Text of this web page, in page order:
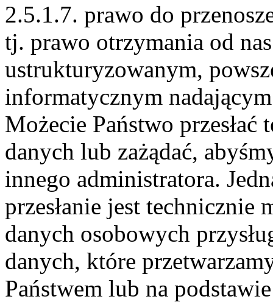
2.5.1.7. prawo do
tj. prawo otrzymania od
ustrukturyzowanym,
informatycznym
Możecie Państwo
danych lub zażądać,
innego administratora.
przesłanie jest technicznie
danych osobowych
danych, które
Państwem lub na